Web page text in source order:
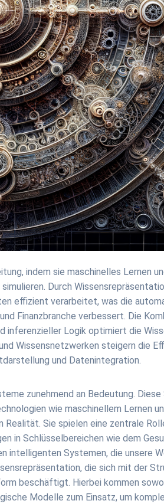
indem sie maschinelles Lernen
Durch
effizient verarbeitet, was die
Finanzbranche verbessert. Die
inferenzieller Logik optimiert die
Wissensnetzwerken steigern die
und Datenintegration.
zunehmend an Bedeutung.
wie maschinellem Lernen
Realität. Sie spielen eine zentrale
in Schlüsselbereichen wie dem
intelligenten Systemen, die unsere
die sich mit der
beschäftigt. Hierbei kommen
Modelle zum Einsatz, um